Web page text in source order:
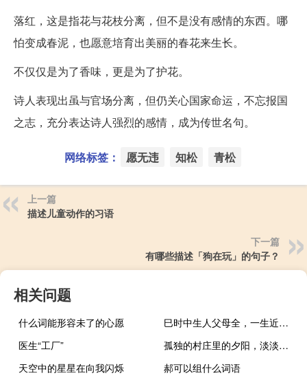
落红，这是指花与花枝分离，但不是没有感情的东西。哪
怕变成春泥，也愿意培育出美丽的春花来生长。
不仅仅是为了香味，更是为了护花。
诗人表现出虽与官场分离，但仍关心国家命运，不忘报国
之志，充分表达诗人强烈的感情，成为传世名句。
网络标签： 愿无违 知松 青松
上一篇
描述儿童动作的习语
下一篇
有哪些描述「狗在玩」的句子？
相关问题
什么词能形容未了的心愿
巳时中生人父母全，一生近贵财禄全，兄
医生“工厂”
孤独的村庄里的夕阳，淡淡的烟雾和老树西方寒鸦，在小洪飞的阴影下
天空中的星星在向我闪烁
郝可以组什么词语